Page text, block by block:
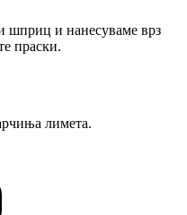
шприц и нанесуваме врз
праски.
лимета.